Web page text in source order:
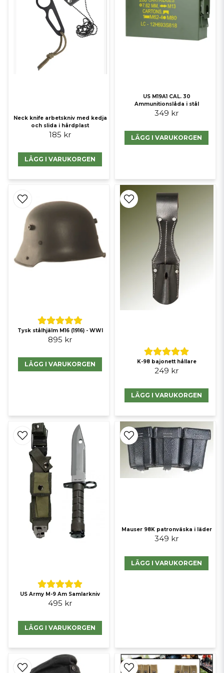
Neck knife arbetskniv med kedja
och slida i hårdplast
185 kr
LÄGG I VARUKORGEN
US M19A1 CAL. 30
Ammunitionslåda i stål
349 kr
LÄGG I VARUKORGEN
Tysk stålhjälm M16 (1916) - WWI
895 kr
LÄGG I VARUKORGEN K-98 bajonett hållare
249 kr
LÄGG I VARUKORGEN
US Army M-9 Am Samlarkniv
495 kr
LÄGG I VARUKORGEN
Mauser 98K patronväska i läder
349 kr
LÄGG I VARUKORGEN